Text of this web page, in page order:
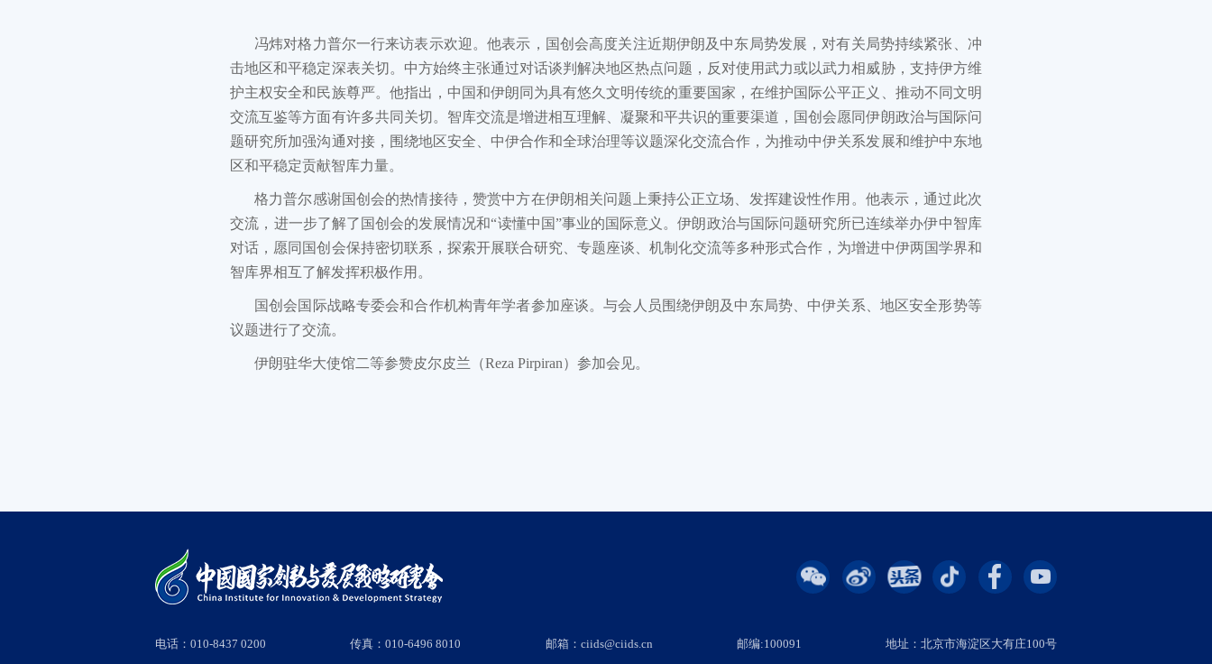
冯炜对格力普尔一行来访表示欢迎。他表示，国创会高度关注近期伊朗及中东局势发展，对有关局势持续紧张、冲
击地区和平稳定深表关切。中方始终主张通过对话谈判解决地区热点问题，反对使用武力或以武力相威胁，支持伊方维
护主权安全和民族尊严。他指出，中国和伊朗同为具有悠久文明传统的重要国家，在维护国际公平正义、推动不同文明
交流互鉴等方面有许多共同关切。智库交流是增进相互理解、凝聚和平共识的重要渠道，国创会愿同伊朗政治与国际问
题研究所加强沟通对接，围绕地区安全、中伊合作和全球治理等议题深化交流合作，为推动中伊关系发展和维护中东地
区和平稳定贡献智库力量。
格力普尔感谢国创会的热情接待，赞赏中方在伊朗相关问题上秉持公正立场、发挥建设性作用。他表示，通过此次
交流，进一步了解了国创会的发展情况和“读懂中国”事业的国际意义。伊朗政治与国际问题研究所已连续举办伊中智库
对话，愿同国创会保持密切联系，探索开展联合研究、专题座谈、机制化交流等多种形式合作，为增进中伊两国学界和
智库界相互了解发挥积极作用。
国创会国际战略专委会和合作机构青年学者参加座谈。与会人员围绕伊朗及中东局势、中伊关系、地区安全形势等
议题进行了交流。
伊朗驻华大使馆二等参赞皮尔皮兰（Reza Pirpiran）参加会见。
电话：010-8437 0200 传真：010-6496 8010 邮箱：ciids@ciids.cn 邮编:100091 地址：北京市海淀区大有庄100号